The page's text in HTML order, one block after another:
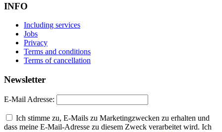
INFO
Including services
Jobs
Privacy
Terms and conditions
Terms of cancellation
Newsletter
E-Mail Adresse:
Ich stimme zu, E-Mails zu Marketingzwecken zu erhalten und
dass meine E-Mail-Adresse zu diesem Zweck verarbeitet wird. Ich